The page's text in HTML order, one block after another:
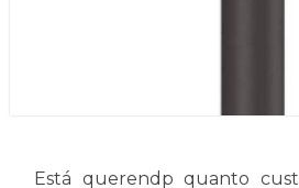
Está querendp quanto